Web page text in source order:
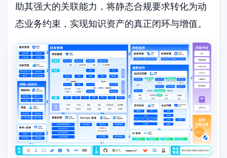
助其强大的关联能力，将静态合规要求转化为动
态业务约束，实现知识资产的真正闭环与增值。